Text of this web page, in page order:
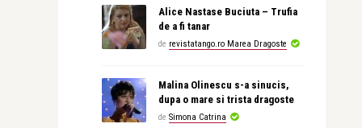
Alice Nastase Buciuta – Trufia
de a fi tanar
de revistatango.ro Marea Dragoste
Malina Olinescu s-a sinucis,
dupa o mare si trista dragoste
de Simona Catrina